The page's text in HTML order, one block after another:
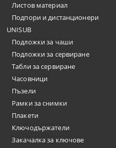
Листов материал
Подпори и дистанционери
UNISUB
Подложки за чаши
Подложки за сервиране
Табли за сервиране
Часовници
Пъзели
Рамки за снимки
Плакети
Ключодържатели
Закачалка за ключове